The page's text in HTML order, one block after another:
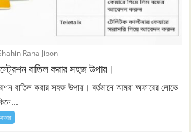
Rana Jibon
বাতিল করার সহজ উপায়।
বাতিল করার সহজ উপায়। বর্তমানে আমরা অফারের লোভে